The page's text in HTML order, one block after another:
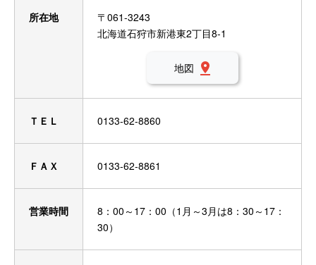
所在地
〒061-3243
北海道石狩市新港東2丁目8-1
地図
ＴＥＬ 0133-62-8860
ＦＡＸ 0133-62-8861
営業時間
8：00～17：00（1月～3月は8：30～17：
30）